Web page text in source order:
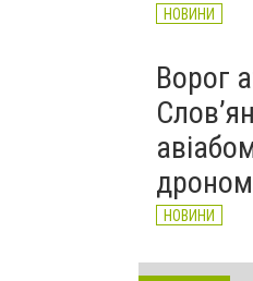
НОВИНИ
Ворог
НОВИНИ